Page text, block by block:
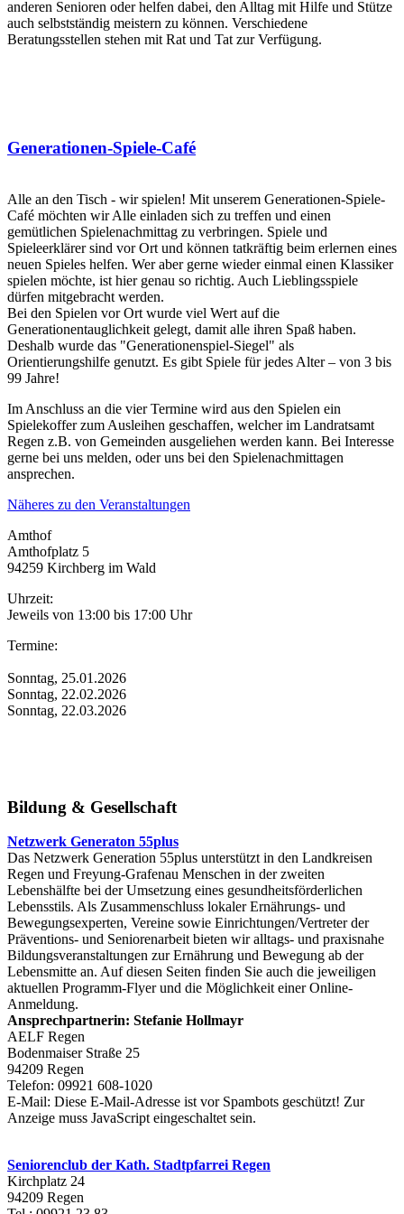
anderen Senioren oder helfen dabei, den Alltag mit Hilfe und Stütze
auch selbstständig meistern zu können. Verschiedene
Beratungsstellen stehen mit Rat und Tat zur Verfügung.
Generationen-Spiele-Café
Alle an den Tisch - wir spielen! Mit unserem Generationen-Spiele-
Café möchten wir Alle einladen sich zu treffen und einen
gemütlichen Spielenachmittag zu verbringen. Spiele und
Spieleerklärer sind vor Ort und können tatkräftig beim erlernen eines
neuen Spieles helfen. Wer aber gerne wieder einmal einen Klassiker
spielen möchte, ist hier genau so richtig. Auch Lieblingsspiele
dürfen mitgebracht werden.
Bei den Spielen vor Ort wurde viel Wert auf die
Generationentauglichkeit gelegt, damit alle ihren Spaß haben.
Deshalb wurde das "Generationenspiel-Siegel" als
Orientierungshilfe genutzt. Es gibt Spiele für jedes Alter – von 3 bis
99 Jahre!
Im Anschluss an die vier Termine wird aus den Spielen ein
Spielekoffer zum Ausleihen geschaffen, welcher im Landratsamt
Regen z.B. von Gemeinden ausgeliehen werden kann. Bei Interesse
gerne bei uns melden, oder uns bei den Spielenachmittagen
ansprechen.
Näheres zu den Veranstaltungen
Amthof
Amthofplatz 5
94259 Kirchberg im Wald
Uhrzeit:
Jeweils von 13:00 bis 17:00 Uhr
Termine:
Sonntag, 25.01.2026
Sonntag, 22.02.2026
Sonntag, 22.03.2026
Bildung & Gesellschaft
Netzwerk Generaton 55plus
Das Netzwerk Generation 55plus unterstützt in den Landkreisen
Regen und Freyung-Grafenau Menschen in der zweiten
Lebenshälfte bei der Umsetzung eines gesundheitsförderlichen
Lebensstils. Als Zusammenschluss lokaler Ernährungs- und
Bewegungsexperten, Vereine sowie Einrichtungen/Vertreter der
Präventions- und Seniorenarbeit bieten wir alltags- und praxisnahe
Bildungsveranstaltungen zur Ernährung und Bewegung ab der
Lebensmitte an. Auf diesen Seiten finden Sie auch die jeweiligen
aktuellen Programm-Flyer und die Möglichkeit einer Online-
Anmeldung.
Ansprechpartnerin: Stefanie Hollmayr
AELF Regen
Bodenmaiser Straße 25
94209 Regen
Telefon: 09921 608-1020
E-Mail: Diese E-Mail-Adresse ist vor Spambots geschützt! Zur
Anzeige muss JavaScript eingeschaltet sein.
Seniorenclub der Kath. Stadtpfarrei Regen
Kirchplatz 24
94209 Regen